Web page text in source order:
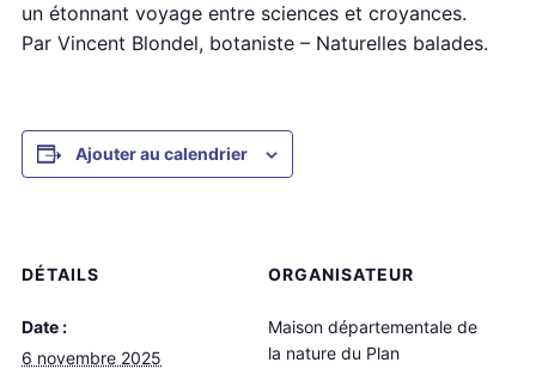
un étonnant voyage entre sciences et croyances.
Par Vincent Blondel, botaniste – Naturelles balades.
Ajouter au calendrier
DÉTAILS
Date :
6 novembre 2025
ORGANISATEUR
Maison départementale de
la nature du Plan